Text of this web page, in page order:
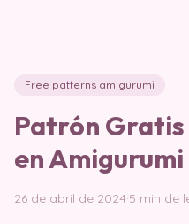
Free patterns amigurumi
Patrón
en Amigurumi
26 de abril de 2024·5 min de